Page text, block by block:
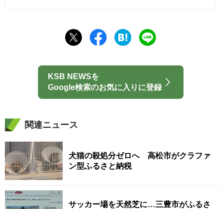
KSB NEWSを
Google検索のお気に入りに登録
関連ニュース
犬猫の殺処分ゼロへ 高松市がクラファ
ン型ふるさと納税
サッカー場を天然芝に…三豊市がふるさ